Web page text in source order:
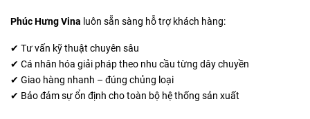
Phúc Hưng Vina luôn sẵn sàng hỗ trợ khách hàng:
✔ Tư vấn kỹ thuật chuyên sâu
✔ Cá nhân hóa giải pháp theo nhu cầu từng dây chuyền
✔ Giao hàng nhanh – đúng chủng loại
✔ Bảo đảm sự ổn định cho toàn bộ hệ thống sản xuất